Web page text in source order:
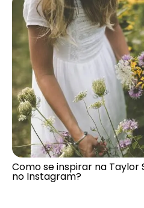
Como se inspirar na Taylor
no Instagram?